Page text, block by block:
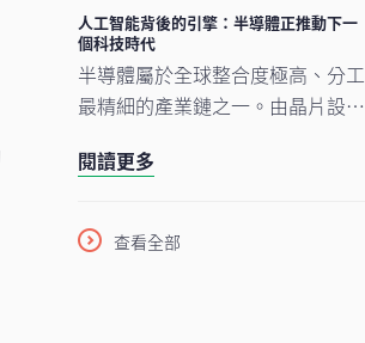
資，正為人工智能應用在未來數年
逐步擴展奠下基礎。在我們看來，
市場討論焦點正愈來愈由「人工智
能採用能否延續」轉向「支撐人工
建」。在這個發展進程中，亞洲看
人工智能背後的引擎：半導體正推動下一
個科技時代
半導體屬於全球整合度極高、分工
最精細的產業鏈之一。由晶片設
化，單是一枚智能手機晶片的生產
國家，為企業、消費者及投資者帶
來龐大機遇。隨着半導體愈來愈成
閱讀更多
查看全部